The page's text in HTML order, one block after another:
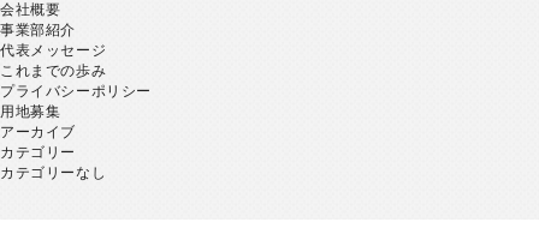
会社概要
事業部紹介
代表メッセージ
これまでの歩み
プライバシーポリシー
用地募集
アーカイブ
カテゴリー
カテゴリーなし